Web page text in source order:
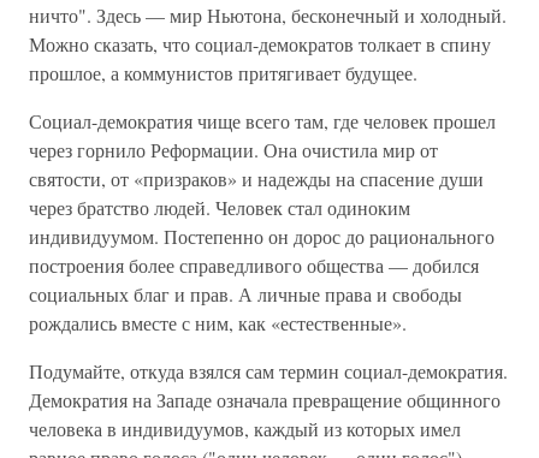
ничто". Здесь — мир Ньютона, бесконечный и холодный.
Можно сказать, что социал-демократов толкает в спину
прошлое, а коммунистов притягивает будущее.
Социал-демократия чище всего там, где человек прошел
через горнило Реформации. Она очистила мир от
святости, от «призраков» и надежды на спасение души
через братство людей. Человек стал одиноким
индивидуумом. Постепенно он дорос до рационального
построения более справедливого общества — добился
социальных благ и прав. А личные права и свободы
рождались вместе с ним, как «естественные».
Подумайте, откуда взялся сам термин социал-демократия.
Демократия на Западе означала превращение общинного
человека в индивидуумов, каждый из которых имел